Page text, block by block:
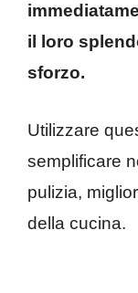
il loro
sforzo.
Utilizzare
semplificare
pulizia,
della cucina.